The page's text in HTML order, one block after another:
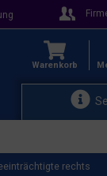
Warenkorb
rechts